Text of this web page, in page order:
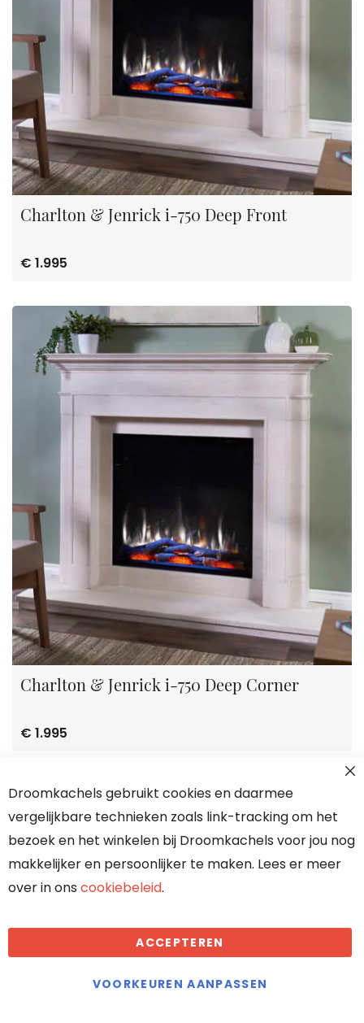
Charlton & Jenrick i-750 Deep Front
€ 1.995
Charlton & Jenrick i-750 Deep Corner
€ 1.995
Droomkachels gebruikt cookies en daarmee
vergelijkbare technieken zoals link-tracking om het
bezoek en het winkelen bij Droomkachels voor jou nog
makkelijker en persoonlijker te maken. Lees er meer
over in ons cookiebeleid.
ACCEPTEREN
VOORKEUREN AANPASSEN